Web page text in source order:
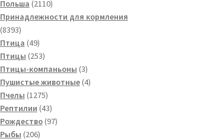
Польша 21102110
товаров
Принадлежности для кормления
83938393
товара
Птица 4949
товаров
Птицы 253253
товара
Птицы-компаньоны 33
товара
Пушистые животные 44
Пчелы 12751275
товаров
Рептилии 4343
товара
Рождество 9797
Рыбы 206206